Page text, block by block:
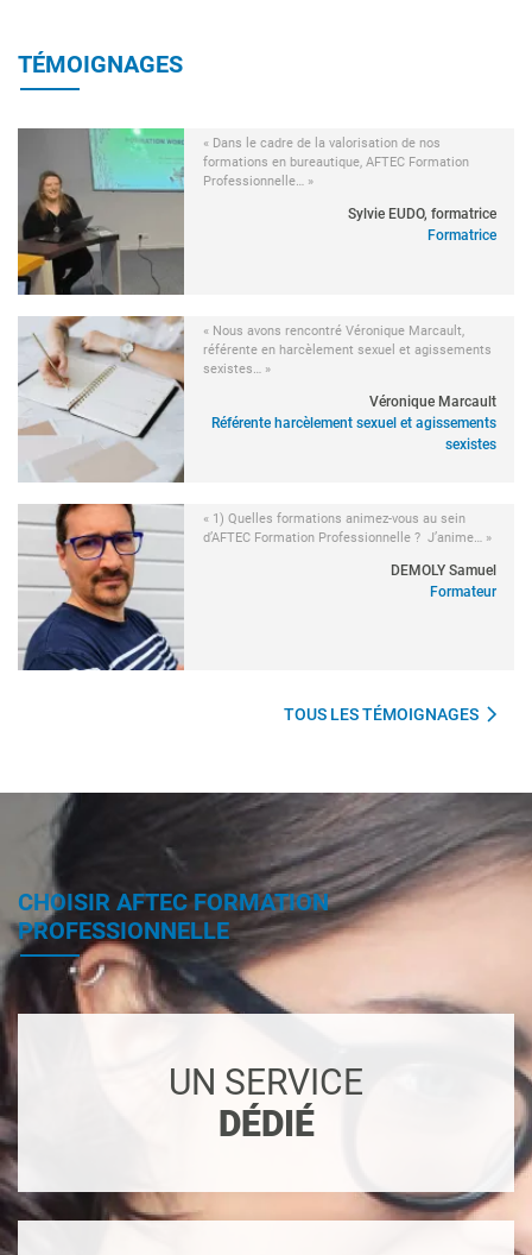
TÉMOIGNAGES
« Dans le cadre de la valorisation de nos
formations en bureautique, AFTEC Formation
Professionnelle… »
Sylvie EUDO, formatrice
Formatrice
« Nous avons rencontré Véronique Marcault,
référente en harcèlement sexuel et agissements
sexistes… »
Véronique Marcault
Référente harcèlement sexuel et agissements
sexistes
« 1) Quelles formations animez-vous au sein
d’AFTEC Formation Professionnelle ? J’anime… »
DEMOLY Samuel
Formateur
TOUS LES TÉMOIGNAGES
CHOISIR AFTEC FORMATION
PROFESSIONNELLE
UN SERVICE
DÉDIÉ